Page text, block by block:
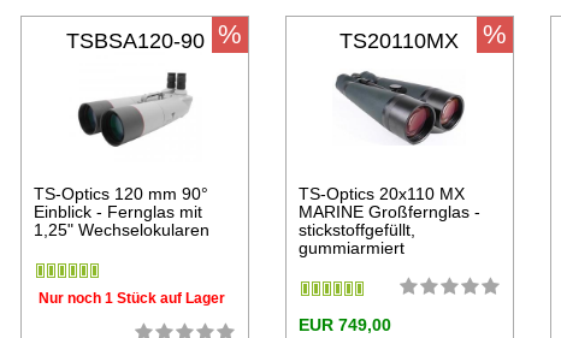
TSBSA120-90
TS-Optics 120 mm 90°
Einblick - Fernglas mit
1,25" Wechselokularen
Nur noch 1 Stück auf Lager
% TS20110MX
TS-Optics 20x110 MX
MARINE Großfernglas -
stickstoffgefüllt,
gummiarmiert
EUR 749,00
%